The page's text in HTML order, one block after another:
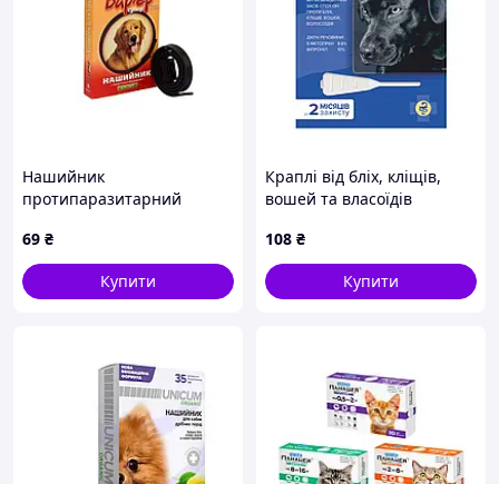
Нашийник
протипаразитарний
інсектоакарицидний
чорний 65см ТМ Продукт
69 ₴
Купити
Краплі від бліх, кліщів,
вошей та власоїдів
Дорослі - Від бліх, кліщів,
вошей та власоїдів -
ULTIMATE -
108 ₴
Купити